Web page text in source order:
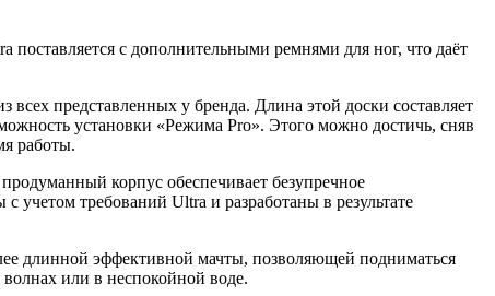
с дополнительными ремнями для ног, что даёт
представленных у бренда. Длина этой доски составляет
установки «Режима Pro». Этого можно достичь, сняв
работы.
корпус обеспечивает безупречное
требований Ultra и разработаны в результате
длинной эффективной мачты, позволяющей подниматься
или в неспокойной воде.